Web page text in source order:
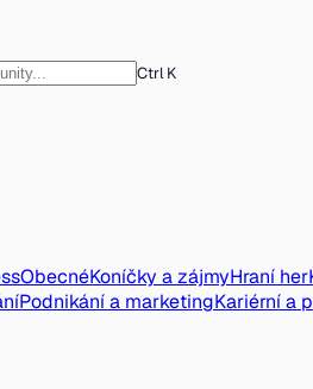
Ctrl K
ObecnéKoníčky a zájmyHraní her
Podnikání a marketingKariérní a